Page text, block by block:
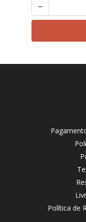
-
Política de